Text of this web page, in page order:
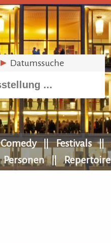
► Datumssuche
Comedy Festivals
Personen Repertoire